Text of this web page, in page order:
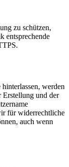
zu schützen,
entsprechende
werden
Erstellung und der
für widerrechtliche
auch wenn